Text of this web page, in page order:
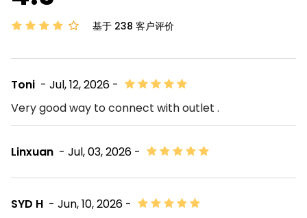
基于 238 客户评价
- Jul, 12, 2026 -
Toni
Very good way to connect with outlet .
- Jul, 03, 2026 -
Linxuan
- Jun, 10, 2026 -
SYD H